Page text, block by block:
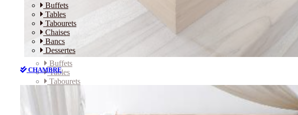
Buffets
Tables
Tabourets
Chaises
Bancs
Dessertes
CHAMBRE
Buffets
Tables
Tabourets